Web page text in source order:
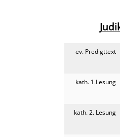
ev. Predigttext
kath. 1.Lesung
kath. 2. Lesung